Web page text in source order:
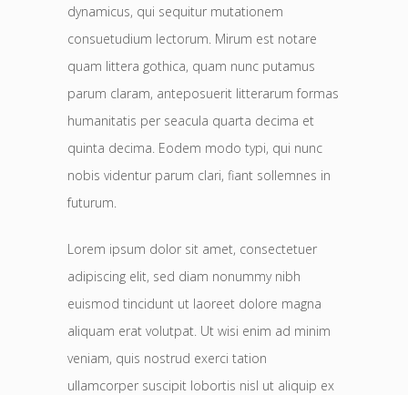
dynamicus, qui sequitur mutationem
consuetudium lectorum. Mirum est notare
quam littera gothica, quam nunc putamus
parum claram, anteposuerit litterarum formas
humanitatis per seacula quarta decima et
quinta decima. Eodem modo typi, qui nunc
nobis videntur parum clari, fiant sollemnes in
futurum.
Lorem ipsum dolor sit amet, consectetuer
adipiscing elit, sed diam nonummy nibh
euismod tincidunt ut laoreet dolore magna
aliquam erat volutpat. Ut wisi enim ad minim
veniam, quis nostrud exerci tation
ullamcorper suscipit lobortis nisl ut aliquip ex